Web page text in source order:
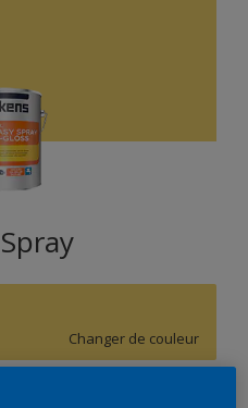
Changer de couleur